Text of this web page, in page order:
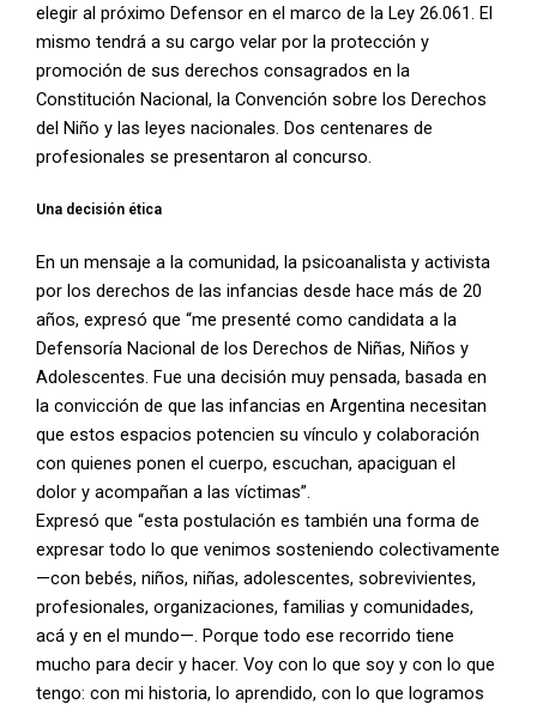
elegir al próximo Defensor en el marco de la Ley 26.061. El
mismo tendrá a su cargo velar por la protección y
promoción de sus derechos consagrados en la
Constitución Nacional, la Convención sobre los Derechos
del Niño y las leyes nacionales. Dos centenares de
profesionales se presentaron al concurso.
Una decisión ética
En un mensaje a la comunidad, la psicoanalista y activista
por los derechos de las infancias desde hace más de 20
años, expresó que “me presenté como candidata a la
Defensoría Nacional de los Derechos de Niñas, Niños y
Adolescentes. Fue una decisión muy pensada, basada en
la convicción de que las infancias en Argentina necesitan
que estos espacios potencien su vínculo y colaboración
con quienes ponen el cuerpo, escuchan, apaciguan el
dolor y acompañan a las víctimas”.
Expresó que “esta postulación es también una forma de
expresar todo lo que venimos sosteniendo colectivamente
—con bebés, niños, niñas, adolescentes, sobrevivientes,
profesionales, organizaciones, familias y comunidades,
acá y en el mundo—. Porque todo ese recorrido tiene
mucho para decir y hacer. Voy con lo que soy y con lo que
tengo: con mi historia, lo aprendido, con lo que logramos